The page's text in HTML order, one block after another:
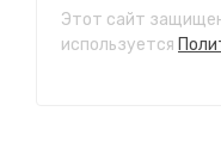
СТО "Ново-
ул. Розы
Этот сайт
используется